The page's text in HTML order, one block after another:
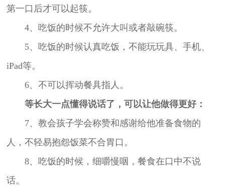
第一口后才可以起筷。
4、吃饭的时候不允许大叫或者敲碗筷。
5、吃饭的时候认真吃饭，不能玩玩具、手机、
iPad等。
6、不可以挥动餐具指人。
等长大一点懂得说话了，可以让他做得更好：
7、教会孩子学会称赞和感谢给他准备食物的
人，不轻易抱怨饭菜不合胃口。
8、吃饭的时候，细嚼慢咽，餐食在口中不说
话。